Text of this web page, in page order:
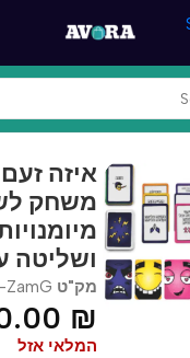
/CBT מוצרי
איזה
משחק
ושליטה
מק"ט
₪
המלאי אזל